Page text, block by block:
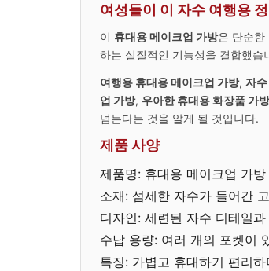
여성들이 이 자수 여행용
이 휴대용 메이크업 가방은 단순한
하는 실질적인 기능성을 결합했
여행용 휴대용 메이크업 가방, 자
업 가방, 우아한 휴대용 화장품 가방
넘는다는 것을 알게 될 것입니다.
제품 사양
제품명: 휴대용 메이크업 가
소재: 섬세한 자수가 들어간
디자인: 세련된 자수 디테일
수납 용량: 여러 개의 포켓이
특징: 가볍고 휴대하기 편리